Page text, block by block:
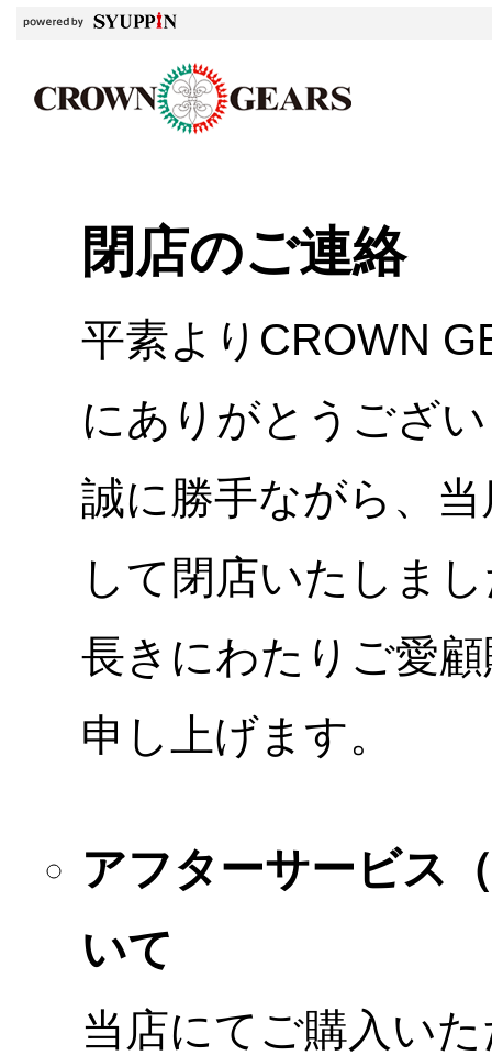
閉店のご連絡
平素よりCROWN
にありがとうござ
誠に勝手ながら、
して閉店いたしま
長きにわたりご愛
申し上げます。
アフターサービス
いて
当店にてご購入い